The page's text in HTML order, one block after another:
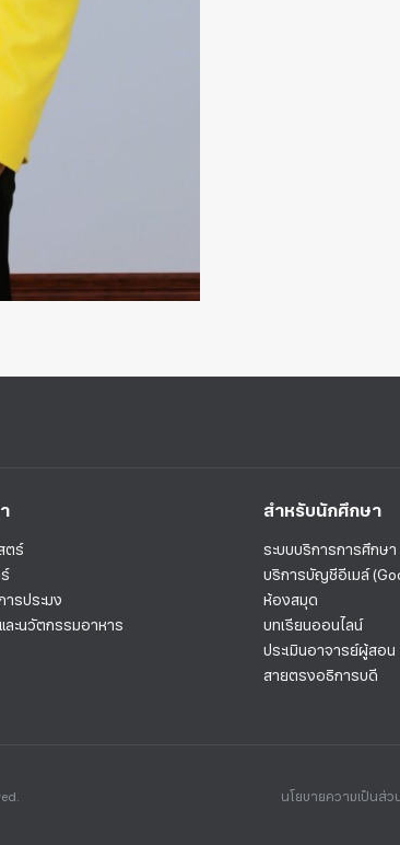
ตร์
ารประมง
ละนวัตกรรมอาหาร
สำหรับนักศึกษา
ระบบบริการการศึกษา
บริการบัญชีอีเมล์
ห้องสมุด
บทเรียนออนไลน์
ประเมินอาจารย์ผู้สอน
สายตรงอธิการบดี
นโยบายความเป็นส่ว